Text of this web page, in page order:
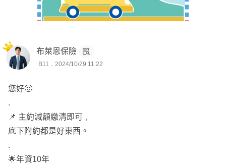
🌟擅長研究條款，根據個人需求為您找到適合您的保險規劃
深入了解您的需求，提供最適合的保障方案，
一份好的保險不只是商品，更是對未來生活的保障。我將以
最誠摯的心，為您提供服務。
布萊恩保險
B11．2024/10/29 11:22
您好🙂
.
📌 主約減額繳清即可，
底下附約都是好東西。
.
🌟年資10年